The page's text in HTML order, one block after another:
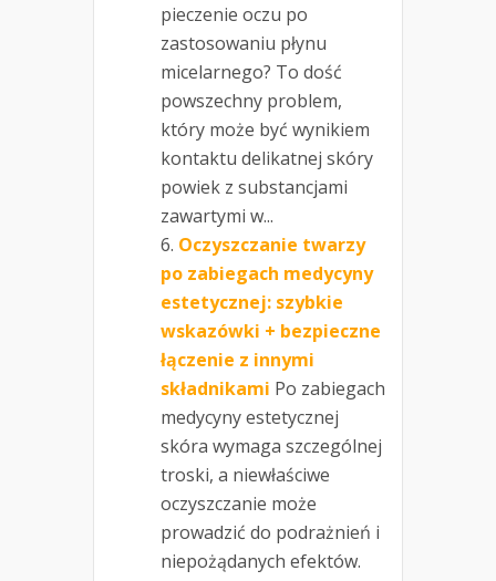
pieczenie oczu po
zastosowaniu płynu
micelarnego? To dość
powszechny problem,
który może być wynikiem
kontaktu delikatnej skóry
powiek z substancjami
zawartymi w...
Oczyszczanie twarzy
po zabiegach medycyny
estetycznej: szybkie
wskazówki + bezpieczne
łączenie z innymi
składnikami Po zabiegach
medycyny estetycznej
skóra wymaga szczególnej
troski, a niewłaściwe
oczyszczanie może
prowadzić do podrażnień i
niepożądanych efektów.